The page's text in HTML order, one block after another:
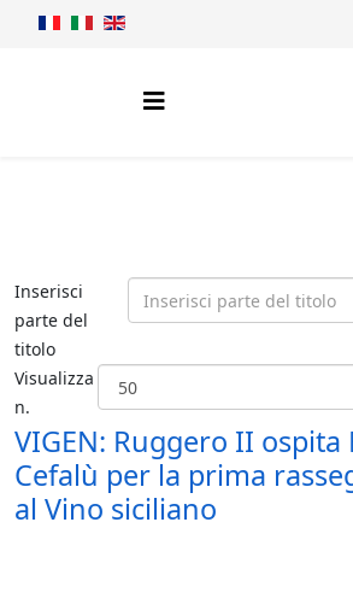
Inserisci
parte del
titolo
Visualizza
n.
VIGEN: Ruggero II ospita
Cefalù per la prima
al Vino siciliano